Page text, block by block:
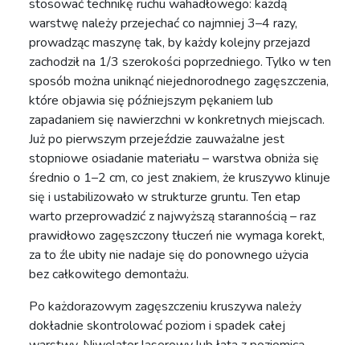
stosować technikę ruchu wahadłowego: każdą
warstwę należy przejechać co najmniej 3–4 razy,
prowadząc maszynę tak, by każdy kolejny przejazd
zachodził na 1/3 szerokości poprzedniego. Tylko w ten
sposób można uniknąć niejednorodnego zagęszczenia,
które objawia się późniejszym pękaniem lub
zapadaniem się nawierzchni w konkretnych miejscach.
Już po pierwszym przejeździe zauważalne jest
stopniowe osiadanie materiału – warstwa obniża się
średnio o 1–2 cm, co jest znakiem, że kruszywo klinuje
się i ustabilizowało w strukturze gruntu. Ten etap
warto przeprowadzić z najwyższą starannością – raz
prawidłowo zagęszczony tłuczeń nie wymaga korekt,
za to źle ubity nie nadaje się do ponownego użycia
bez całkowitego demontażu.
Po każdorazowym zagęszczeniu kruszywa należy
dokładnie skontrolować poziom i spadek całej